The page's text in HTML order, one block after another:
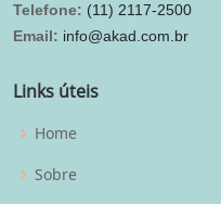
Telefone: (11) 2117-2500
Email: info@akad.com.br
Links úteis
Home
Sobre